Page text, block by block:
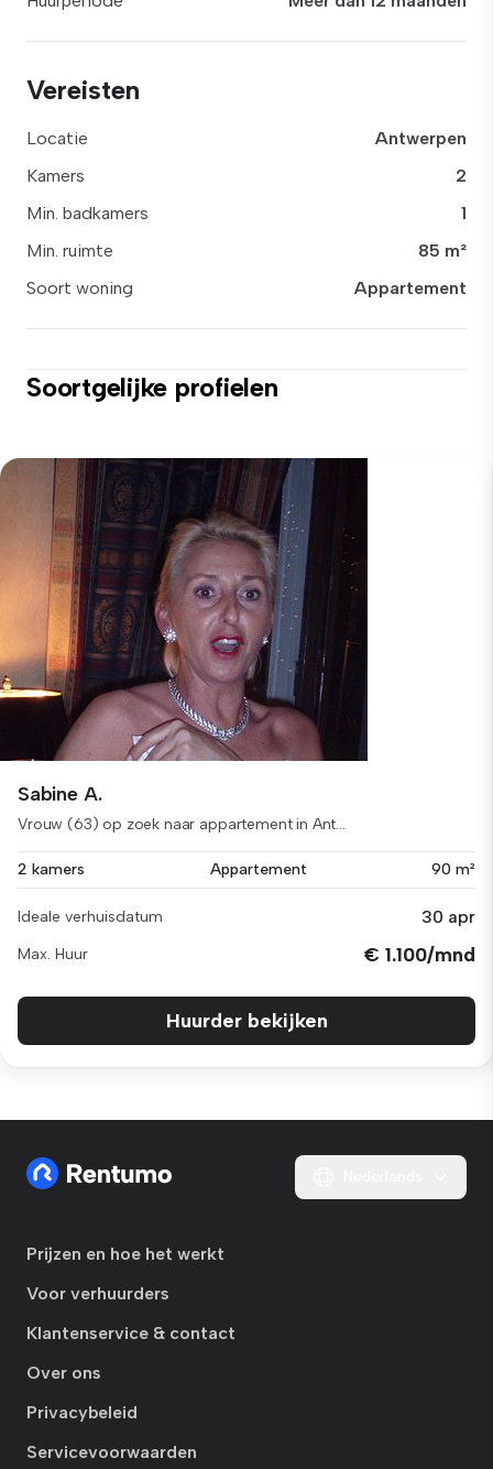
Vereisten
Locatie
Antwerpen
Kamers
2
Min. badkamers
1
Min. ruimte
85 m²
Soort woning
Appartement
Soortgelijke profielen
Sabine A.
Vrouw (63) op zoek naar appartement in Ant...
2 kamers Appartement 90 m²
Ideale verhuisdatum 30 apr
Max. Huur € 1.100/mnd
Huurder bekijken
Prijzen en hoe het werkt
Voor verhuurders
Klantenservice & contact
Over ons
Privacybeleid
Servicevoorwaarden